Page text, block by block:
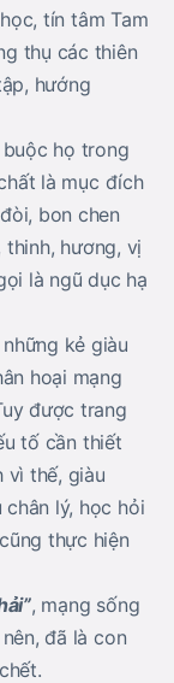
tín tâm Tam
thụ các thiên
hướng
họ trong
là mục đích
bon chen
thinh, hương, vị
là ngũ dục hạ
kẻ giàu
hoại mạng
được trang
tố cần thiết
vì thế, giàu
lý, học hỏi
thực hiện
, mạng sống
đã là con